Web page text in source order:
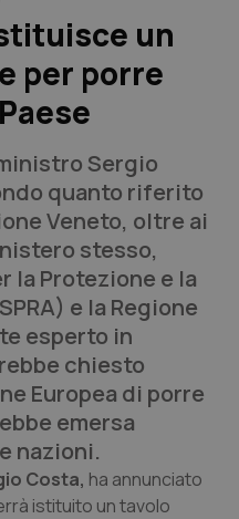
un
per porre
Sergio
quanto riferito
Veneto, oltre ai
stesso,
la Protezione e la
e la Regione
esperto in
chiesto
Europea di porre
emersa
nazioni.
Costa, ha annunciato
istituito un tavolo